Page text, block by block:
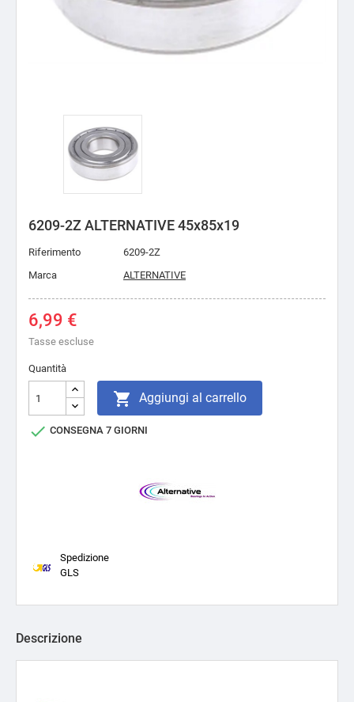
6209-2Z ALTERNATIVE 45x85x19
Riferimento
6209-2Z
Marca
ALTERNATIVE
6,99 €
Tasse escluse
Quantità
 Aggiungi al carrello
 CONSEGNA 7 GIORNI
Spedizione
GLS
Descrizione